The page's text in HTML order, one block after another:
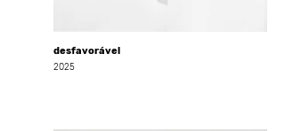
desfavorável
2025